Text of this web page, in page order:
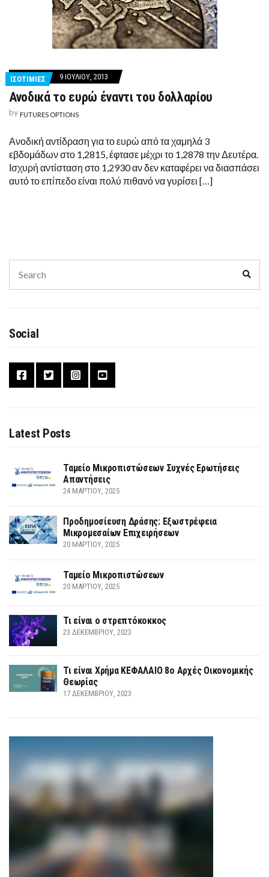
ΙΣΟΤΙΜΙΕΣ 9 ΙΟΥΛΊΟΥ, 2013
Ανοδικά το ευρώ έναντι του δολλαρίου
by FUTURES OPTIONS
Ανοδική αντίδραση για το ευρώ από τα χαμηλά 3
εβδομάδων στο 1,2815, έφτασε μέχρι το 1,2878 την Δευτέρα.
Ισχυρή αντίσταση στο 1,2930 αν δεν καταφέρει να διασπάσει
αυτό το επίπεδο είναι πολύ πιθανό να γυρίσει […]
for:
Social
Latest Posts
Ταμείο Μικροπιστώσεων Συχνές Ερωτήσεις
Απαντήσεις
24 ΜΑΡΤΊΟΥ, 2025
Προδημοσίευση Δράσης: Εξωστρέφεια
Μικρομεσαίων Επιχειρήσεων
20 ΜΑΡΤΊΟΥ, 2025
Ταμείο Μικροπιστώσεων
20 ΜΑΡΤΊΟΥ, 2025
Τι είναι ο στρεπτόκοκκος
23 ΔΕΚΕΜΒΡΊΟΥ, 2023
Τι είναι Χρήμα ΚΕΦΑΛΑΙΟ 8ο Αρχές Οικονομικής
Θεωρίας
17 ΔΕΚΕΜΒΡΊΟΥ, 2023